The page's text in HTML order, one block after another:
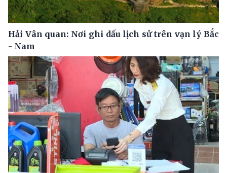
Hải Vân quan: Nơi ghi dấu lịch sử trên vạn lý Bắc
- Nam